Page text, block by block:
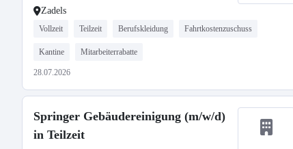
Zadels
Vollzeit Teilzeit Berufskleidung Fahrtkostenzuschuss
Kantine Mitarbeiterrabatte
28.07.2026
Springer Gebäudereinigung (m/w/d)
in Teilzeit